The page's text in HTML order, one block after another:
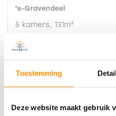
Toestemming
Deze website maakt gebruik
's-Gravendeel
5 kamers, 131m²
€ 525.000 k.k.